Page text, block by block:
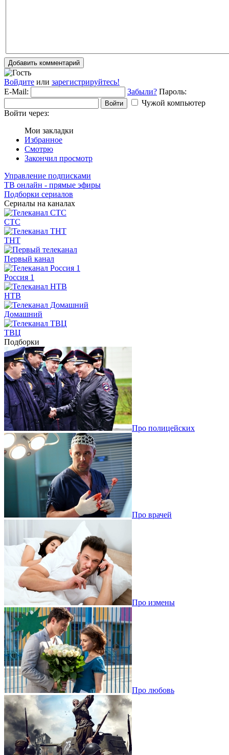
Добавить комментарий
Войдите или зарегистрируйтесь!
E-Mail:
Забыли? Пароль:
Войти
Чужой компьютер
Войти через:
Мои закладки
Избранное
Смотрю
Закончил просмотр
Управление подписками
ТВ онлайн - прямые эфиры
Подборки сериалов
Сериалы на каналах
СТС
ТНТ
Первый канал
Россия 1
НТВ
Домашний
ТВЦ
Подборки
Про полицейских
Про врачей
Про измены
Про любовь